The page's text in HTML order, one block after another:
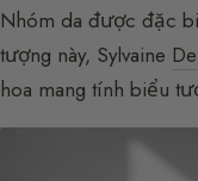
Nhóm da được đặc
tượng này, Sylvaine
hoa mang tính biểu